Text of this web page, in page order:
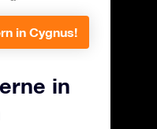
in Cygnus!
in